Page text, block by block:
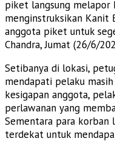
piket langsung melapor
menginstruksikan Kanit
anggota piket untuk
Chandra, Jumat (26/6/
Setibanya di lokasi,
mendapati pelaku
kesigapan anggota,
perlawanan yang
Sementara para korban
terdekat untuk